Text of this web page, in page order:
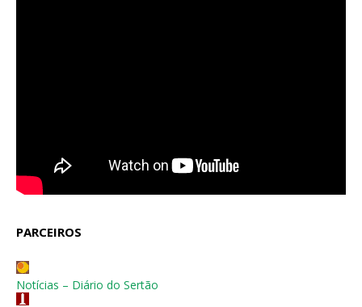
PARCEIROS
Notícias – Diário do Sertão